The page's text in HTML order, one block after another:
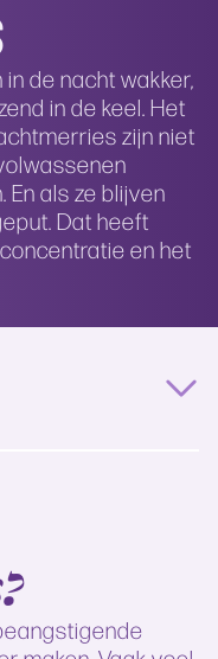
de nacht wakker,
in de keel. Het
zijn niet
als ze blijven
Dat heeft
en het